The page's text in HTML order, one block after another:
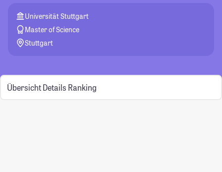
Universität Stuttgart
Master of Science
Stuttgart
Übersicht Details Ranking